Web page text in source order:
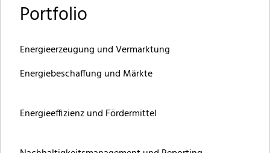
Portfolio
Energieerzeugung und Vermarktung
Energiebeschaffung und Märkte
Energieeffizienz und Fördermittel